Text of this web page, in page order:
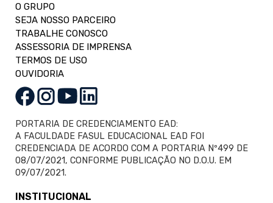
O GRUPO
SEJA NOSSO PARCEIRO
TRABALHE CONOSCO
ASSESSORIA DE IMPRENSA
TERMOS DE USO
OUVIDORIA
PORTARIA DE CREDENCIAMENTO EAD:
A FACULDADE FASUL EDUCACIONAL EAD FOI
CREDENCIADA DE ACORDO COM A PORTARIA Nº499 DE
08/07/2021, CONFORME PUBLICAÇÃO NO D.O.U. EM
09/07/2021.
INSTITUCIONAL